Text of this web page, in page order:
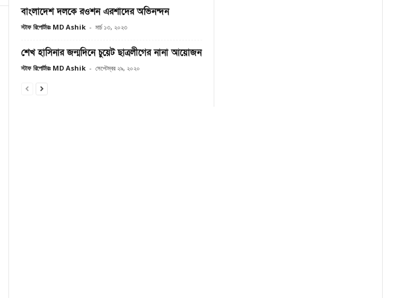
বাংলাদেশ দলকে রওশন এরশাদের অভিনন্দন
স্টাফ রিপোর্টারঃ MD Ashik - মার্চ ১৩, ২০২৩
শেখ হাসিনার জন্মদিনে চুয়েট ছাত্রলীগের নানা আয়োজন
স্টাফ রিপোর্টারঃ MD Ashik - সেপ্টেম্বর ২৯, ২০২০